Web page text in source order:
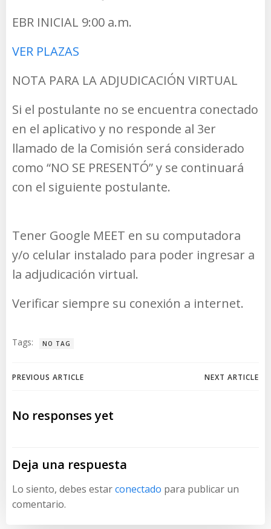
EBR INICIAL 9:00 a.m.
VER PLAZAS
NOTA PARA LA ADJUDICACIÓN VIRTUAL
Si el postulante no se encuentra conectado
en el aplicativo y no responde al 3er
llamado de la Comisión será considerado
como “NO SE PRESENTÓ” y se continuará
con el siguiente postulante.
Tener Google MEET en su computadora
y/o celular instalado para poder ingresar a
la adjudicación virtual.
Verificar siempre su conexión a internet.
Tags: NO TAG
Navegación
de
PREVIOUS ARTICLE
Navegación
NEXT ARTICLE
No responses yet
Deja una respuesta
Lo siento, debes estarconectado para publicar un
comentario.